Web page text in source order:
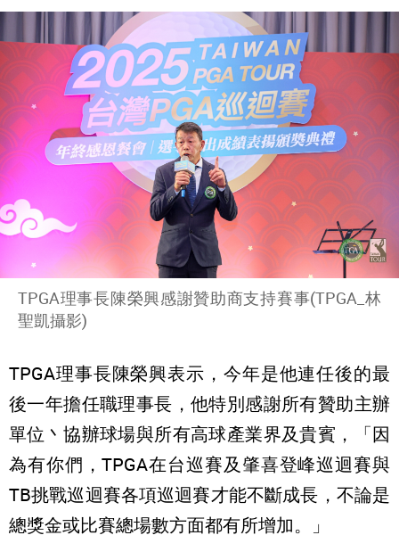
TPGA理事長陳榮興感謝贊助商支持賽事(TPGA_林
聖凱攝影)
TPGA理事長陳榮興表示，今年是他連任後的最
後一年擔任職理事長，他特別感謝所有贊助主辦
單位丶協辦球場與所有高球產業界及貴賓，「因
為有你們，TPGA在台巡賽及肇喜登峰巡迴賽與
TB挑戰巡迴賽各項巡迴賽才能不斷成長，不論是
總獎金或比賽總場數方面都有所增加。」